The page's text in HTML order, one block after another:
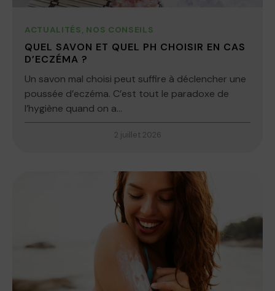
ACTUALITÉS, NOS CONSEILS
QUEL SAVON ET QUEL PH CHOISIR EN CAS
D’ECZÉMA ?
Un savon mal choisi peut suffire à déclencher une
poussée d’eczéma. C’est tout le paradoxe de
l’hygiène quand on a...
2 juillet 2026